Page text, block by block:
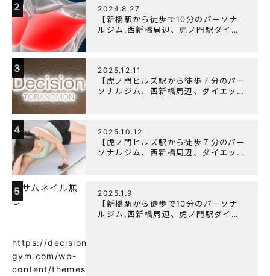
2 2024.8.27
【新橋駅から徒歩で10分のパーソナ
ルジム,西新橋周辺、虎ノ門駅ダイエ
3 2025.12.11
【虎ノ門ヒルズ駅から徒歩７分のパー
ソナルジム、西新橋周辺、ダイエット
4 2025.10.12
【虎ノ門ヒルズ駅から徒歩７分のパー
ソナルジム、西新橋周辺、ダイエット
5
https://decision-
gym.com/wp-
content/themes/wp-
2025.1.9
【新橋駅から徒歩で10分のパーソナ
ルジム,西新橋周辺、虎ノ門駅ダイエ